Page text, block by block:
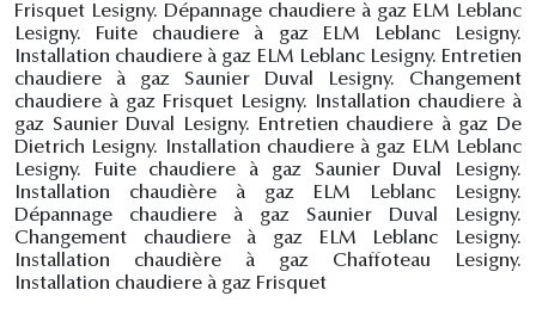
Frisquet Lesigny. Dépannage chaudiere à gaz ELM Leblanc
Lesigny. Fuite chaudiere à gaz ELM Leblanc Lesigny.
Installation chaudiere à gaz ELM Leblanc Lesigny. Entretien
chaudiere à gaz Saunier Duval Lesigny. Changement
chaudiere à gaz Frisquet Lesigny. Installation chaudiere à
gaz Saunier Duval Lesigny. Entretien chaudiere à gaz De
Dietrich Lesigny. Installation chaudiere à gaz ELM Leblanc
Lesigny. Fuite chaudiere à gaz Saunier Duval Lesigny.
Installation chaudière à gaz ELM Leblanc Lesigny.
Dépannage chaudiere à gaz Saunier Duval Lesigny.
Changement chaudiere à gaz ELM Leblanc Lesigny.
Installation chaudière à gaz Chaffoteau Lesigny.
Installation chaudiere à gaz Frisquet